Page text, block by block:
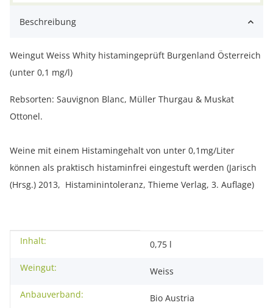
Beschreibung
Weingut Weiss Whity histamingeprüft Burgenland Österreich
(unter 0,1 mg/l)
Rebsorten: Sauvignon Blanc, Müller Thurgau & Muskat
Ottonel.
Weine mit einem Histamingehalt von unter 0,1mg/Liter
können als praktisch histaminfrei eingestuft werden (Jarisch
(Hrsg.) 2013, Histaminintoleranz, Thieme Verlag, 3. Auflage)
Produkteigenschaft
Wert
Inhalt:
0,75 l
Weingut:
Weiss
Anbauverband:
Bio Austria